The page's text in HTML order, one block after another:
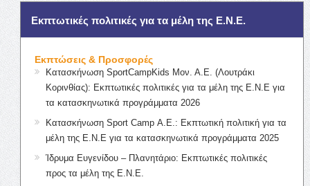
Εκπτωτικές πολιτικές για τα μέλη της Ε.Ν.Ε.
Εκπτώσεις & Προσφορές
Κατασκήνωση SportCampKids Μον. Α.Ε. (Λουτράκι
Κορινθίας): Εκπτωτικές πολιτικές για τα μέλη της Ε.Ν.Ε για
τα κατασκηνωτικά προγράμματα 2026
Κατασκήνωση Sport Camp Α.Ε.: Εκπτωτική πολιτική για τα
μέλη της Ε.Ν.Ε για τα κατασκηνωτικά προγράμματα 2025
Ίδρυμα Ευγενίδου – Πλανητάριο: Εκπτωτικές πολιτικές
προς τα μέλη της Ε.Ν.Ε.